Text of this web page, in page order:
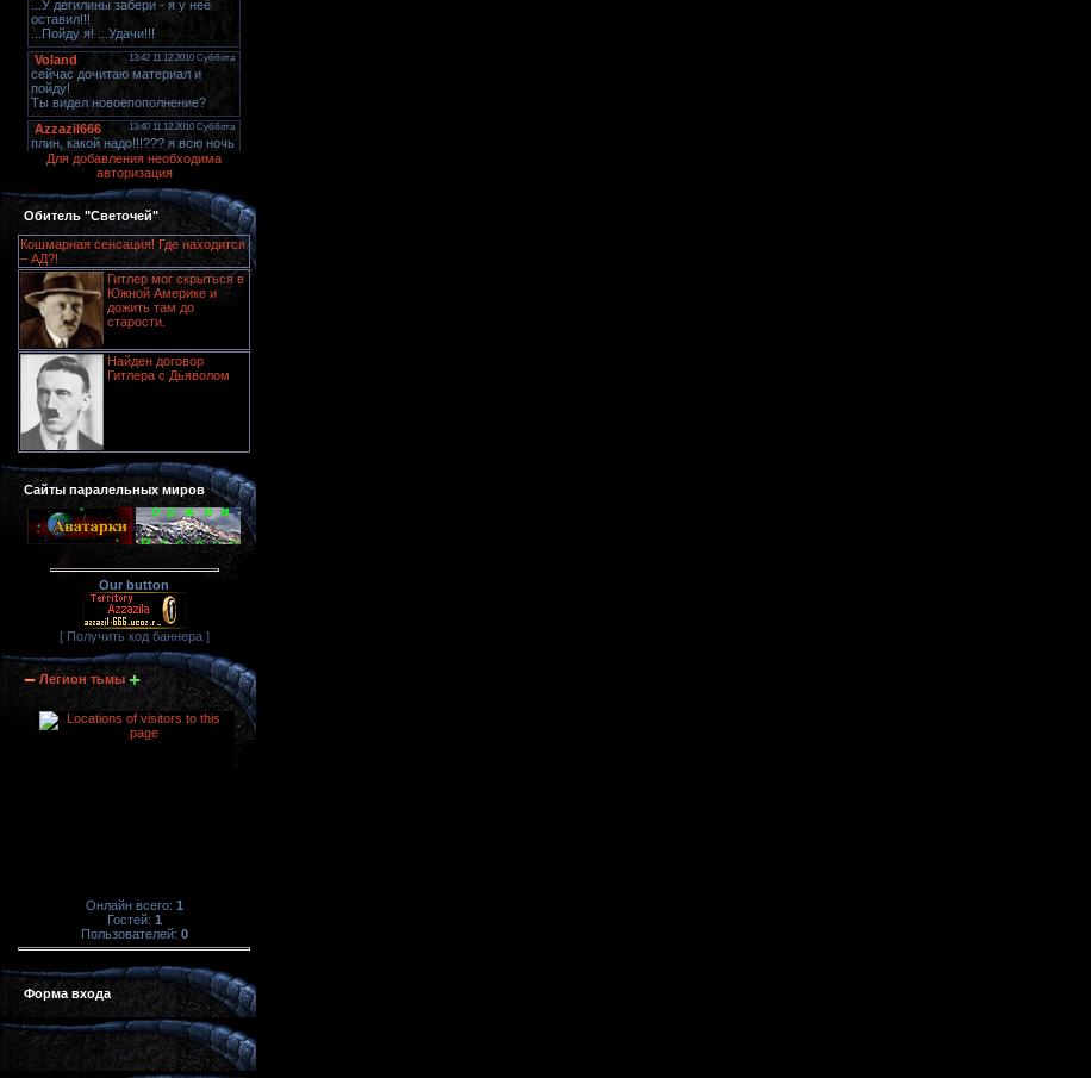
Для добавления необходима
авторизация
Обитель "Светочей"
Кошмарная сенсация! Где находится
– АД?!
Гитлер мог скрыться в
Южной Америке и
дожить там до
старости.
Найден договор
Гитлера с Дьяволом
Сайты паралельных миров
Our button
[ Получить код баннера ]
Легион тьмы
Онлайн всего: 1
Гостей: 1
Пользователей: 0
Форма входа